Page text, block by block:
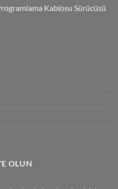
Kablosu Sürücüsü
OLUN